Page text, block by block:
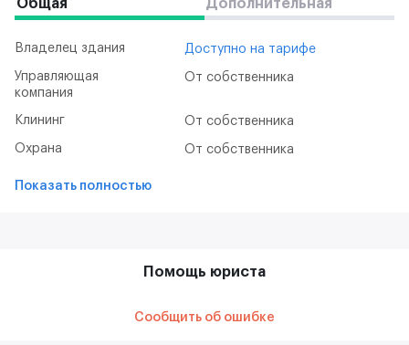
Общая Дополнительная
Владелец здания Доступно на тарифе
Управляющая
компания
От собственника
Клининг От собственника
Охрана От собственника
Показать полностью
Помощь юриста
Сообщить об ошибке